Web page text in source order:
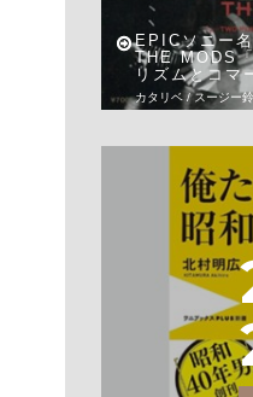
EPICソニー
THE MODS
リズムとコマ
カタリベ / スージー